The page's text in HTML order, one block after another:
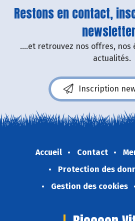
Restons en contact,
....et retrouvez nos offres, nos
actualités.
Inscription
Accueil Contact
Protection des
Gestion des cookies